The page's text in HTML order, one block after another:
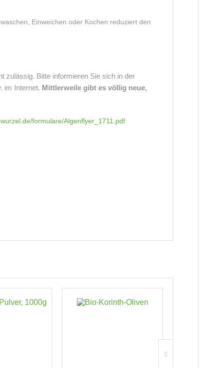
Einweichen oder Kochen reduziert den
zulässig. Bitte informieren Sie sich in der
im Internet. Mittlerweile gibt es völlig neue,
formulare/Algenflyer_1711.pdf